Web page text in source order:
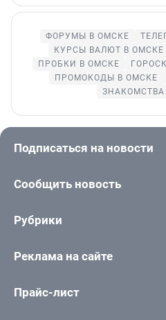
ФОРУМЫ В ОМСКЕ
КУРСЫ ВАЛЮТ В ОМСКЕ
ПРОБКИ В ОМСКЕ
ПРОМОКОДЫ В ОМСКЕ
Подписаться на новости
Сообщить новость
Рубрики
Реклама на сайте
Прайс-лист